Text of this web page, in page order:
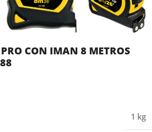
CON IMAN 8 METROS
1 kg